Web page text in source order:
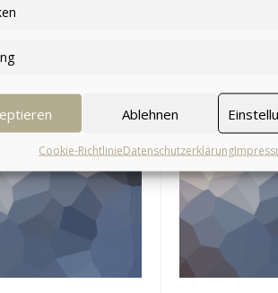
Ablehnen
Cookie-RichtlinieDatenschutzerklärung